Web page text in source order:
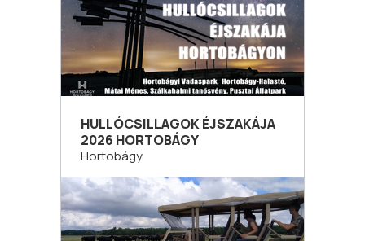
HULLÓCSILLAGOK ÉJSZAKÁJA
2026 HORTOBÁGY
Hortobágy